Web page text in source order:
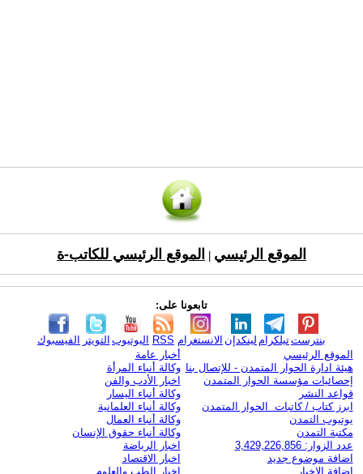
الموقع الرئيسي الموقع الرئيسي للكاتب-ة
تابعونا على:
الفيسبوك التويتر اليوتيوب RSS الانستغرام لينكدإن تيلكرامبنترست
الموقع الرئيسي
هيئة ادارة الحوار المتمدن - للإتصال بنا
إحصائيات مؤسسة الحوار المتمدن
قواعد النشر
ابرز كتاب / كاتبات الحوار المتمدن
يوتيوب التمدن
مكتبة التمدن
عدد الزوار: 3,429,226,856
اضافة موضوع جديد
اضافة الاخبار
أخبار عامة
وكالة أنباء المرأة
اخبار الأدب والفن
وكالة أنباء اليسار
وكالة أنباء العلمانية
وكالة أنباء العمال
وكالة أنباء حقوق الإنسان
اخبار الرياضة
اخبار الاقتصاد
اخبار الطب والعلوم